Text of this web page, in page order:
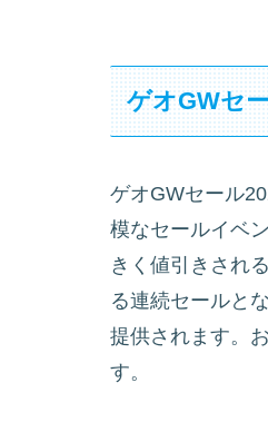
ゲオGWセ
ゲオGWセール
模なセールイベ
きく値引きされ
る連続セールと
提供されます。
す。